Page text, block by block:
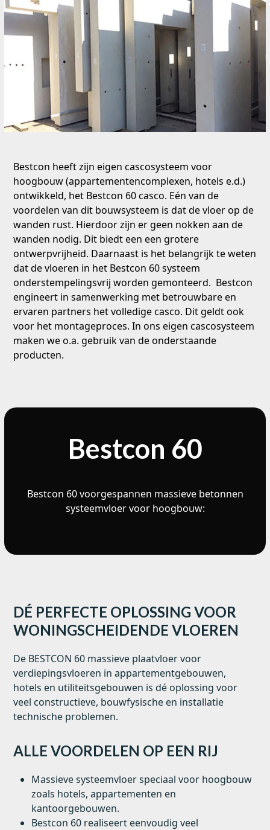
Bestcon heeft zijn eigen cascosysteem voor
hoogbouw (appartementencomplexen, hotels e.d.)
ontwikkeld, het Bestcon 60 casco. Eén van de
voordelen van dit bouwsysteem is dat de vloer op de
wanden rust. Hierdoor zijn er geen nokken aan de
wanden nodig. Dit biedt een een grotere
ontwerpvrijheid. Daarnaast is het belangrijk te weten
dat de vloeren in het Bestcon 60 systeem
onderstempelingsvrij worden gemonteerd. Bestcon
engineert in samenwerking met betrouwbare en
ervaren partners het volledige casco. Dit geldt ook
voor het montageproces. In ons eigen cascosysteem
maken we o.a. gebruik van de onderstaande
producten.
Bestcon 60
Bestcon 60 voorgespannen massieve betonnen
systeemvloer voor hoogbouw:
DÉ PERFECTE OPLOSSING VOOR
WONINGSCHEIDENDE VLOEREN
De BESTCON 60 massieve plaatvloer voor
verdiepingsvloeren in appartementgebouwen,
hotels en utiliteitsgebouwen is dé oplossing voor
veel constructieve, bouwfysische en installatie
technische problemen.
ALLE VOORDELEN OP EEN RIJ
Massieve systeemvloer speciaal voor hoogbouw
zoals hotels, appartementen en
kantoorgebouwen.
Bestcon 60 realiseert eenvoudig veel